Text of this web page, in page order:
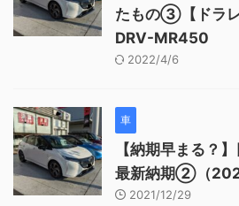
たもの③【ドラ
DRV-MR450
2022/4/6
車
【納期早まる？
最新納期②（
2021/12/29